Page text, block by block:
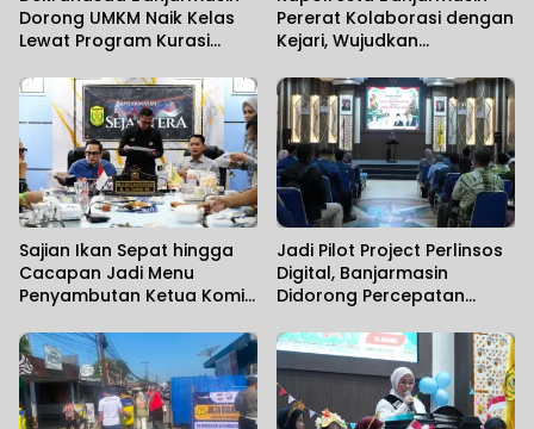
Dorong UMKM Naik Kelas
Lewat Program Kurasi
Pererat Kolaborasi dengan
Kejari, Wujudkan
Solid
Sajian Ikan Sepat hingga
Cacapan Jadi Menu
Penyambutan Ketua Komisi
Jadi Pilot Project Perlinsos
Digital, Banjarmasin
Didorong Percepatan
Bola